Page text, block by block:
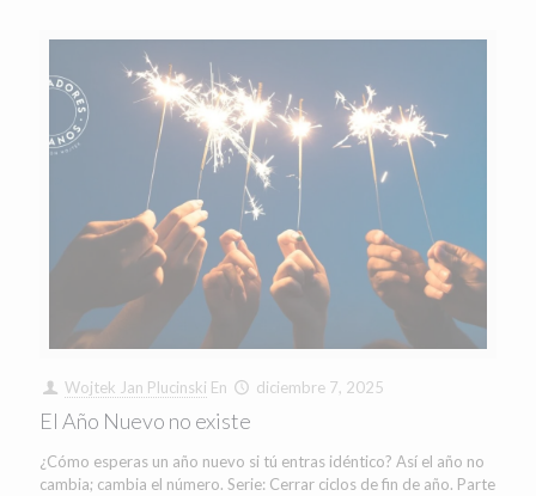
Wojtek Jan Plucinski En diciembre 7, 2025
El Año Nuevo no existe
¿Cómo esperas un año nuevo si tú entras idéntico? Así el año no
cambia; cambia el número. Serie: Cerrar ciclos de fin de año. Parte